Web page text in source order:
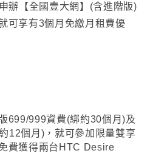
辦【全國壹大網】(含進階版)
可享有3個月免繳月租費優
699/999資費(綁約30個月)及
12個月)，就可參加限量雙享
費獲得兩台HTC Desire